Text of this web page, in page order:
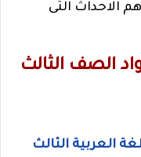
الاحداث التى
الصف الثالث
العربية الثالث